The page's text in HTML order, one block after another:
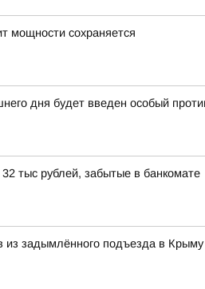
мощности сохраняется
дня будет введен особый
тыс рублей, забытые в банкомате
задымлённого подъезда в Крыму